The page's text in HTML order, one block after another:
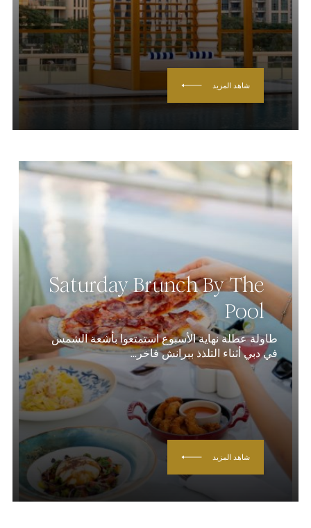
شاهد المزيد
Saturday Brunch By The
Pool
طاولة عطلة نهاية الأسبوع استمتعوا بأشعة الشمس
في دبي أثناء التلذذ ببرانش فاخر...
شاهد المزيد